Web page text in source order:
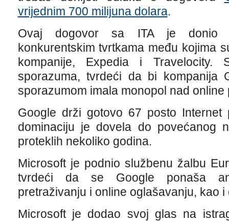
vrijednim 700 milijuna dolara.
Ovaj dogovor sa ITA je donio
konkurentskim tvrtkama među kojima
kompanije, Expedia i
sporazuma, tvrdeći da bi kompanija
sporazumom imala monopol nad
Google drži gotovo 67 posto
dominaciju je dovela do povećanog
proteklih nekoliko godina.
Microsoft je podnio službenu žalbu
tvrdeći da se Google ponaša
pretraživanju i online oglašavanju, kao
Microsoft je dodao svoj glas na